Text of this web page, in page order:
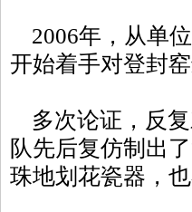
2006年，从单
开始着手对登封窑
多次论证，反复
队先后复仿制出
珠地划花瓷器，